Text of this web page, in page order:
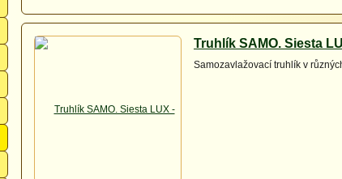
Truhlík SAMO. Siesta
Samozavlažovací truhlík v